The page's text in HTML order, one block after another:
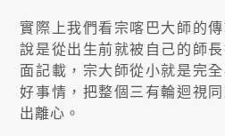
實際上我們看宗喀巴大師的
說是從出生前就被自己的師
面記載，宗大師從小就是完
好事情，把整個三有輪迴視
出離心。